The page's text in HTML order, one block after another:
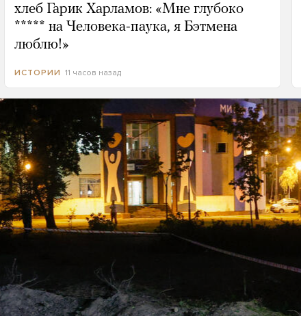
хлеб Гарик Харламов: «Мне глубоко
***** на Человека-паука, я Бэтмена
люблю!»
ИСТОРИИ 11 часов назад